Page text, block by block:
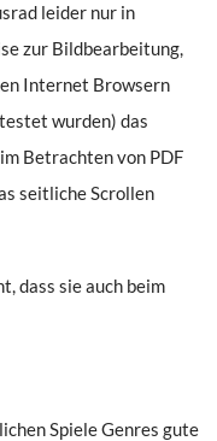
leider nur in
zur Bildbearbeitung,
Internet Browsern
wurden) das
Betrachten von PDF
seitliche Scrollen
dass sie auch beim
Spiele Genres gute